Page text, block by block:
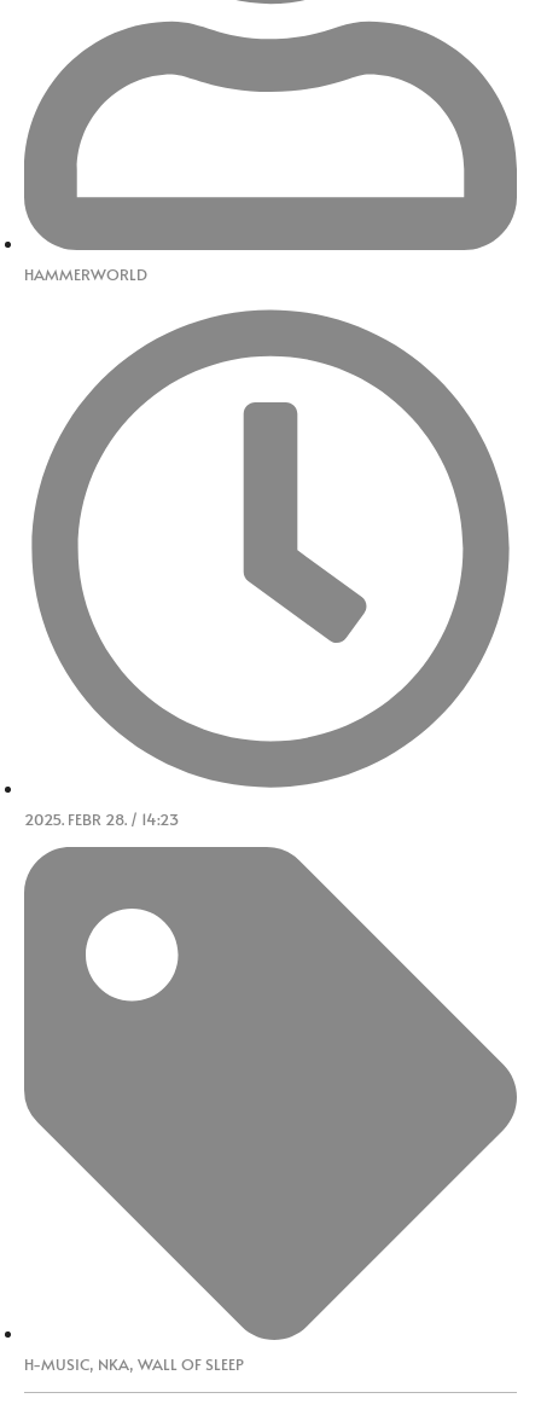
HAMMERWORLD
2025. FEBR 28. / 14:23
H-MUSIC, NKA, WALL OF SLEEP